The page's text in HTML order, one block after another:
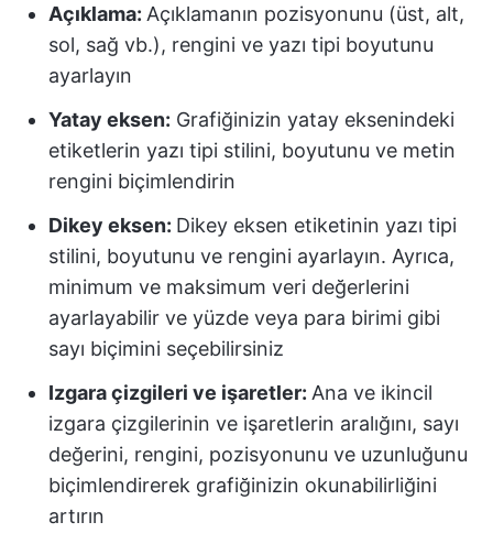
Açıklama: Açıklamanın pozisyonunu (üst, alt,
sol, sağ vb.), rengini ve yazı tipi boyutunu
ayarlayın
Yatay eksen: Grafiğinizin yatay eksenindeki
etiketlerin yazı tipi stilini, boyutunu ve metin
rengini biçimlendirin
Dikey eksen: Dikey eksen etiketinin yazı tipi
stilini, boyutunu ve rengini ayarlayın. Ayrıca,
minimum ve maksimum veri değerlerini
ayarlayabilir ve yüzde veya para birimi gibi
sayı biçimini seçebilirsiniz
Izgara çizgileri ve işaretler: Ana ve ikincil
izgara çizgilerinin ve işaretlerin aralığını, sayı
değerini, rengini, pozisyonunu ve uzunluğunu
biçimlendirerek grafiğinizin okunabilirliğini
artırın